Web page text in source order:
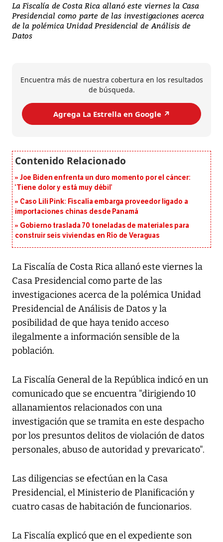
La Fiscalía de Costa Rica allanó este viernes la Casa
Presidencial como parte de las investigaciones acerca
de la polémica Unidad Presidencial de Análisis de
Datos
Encuentra más de nuestra cobertura en los resultados
de búsqueda.
Agrega La Estrella en Google ↗️
Joe Biden enfrenta un duro momento por el cáncer:
‘Tiene dolor y está muy débil’
Caso Lili Pink: Fiscalía embarga proveedor ligado a
importaciones chinas desde Panamá
Gobierno traslada 70 toneladas de materiales para
construir seis viviendas en Río de Veraguas
La Fiscalía de Costa Rica allanó este viernes la
Casa Presidencial como parte de las
investigaciones acerca de la polémica Unidad
Presidencial de Análisis de Datos y la
posibilidad de que haya tenido acceso
ilegalmente a información sensible de la
población.
La Fiscalía General de la República indicó en un
comunicado que se encuentra "dirigiendo 10
allanamientos relacionados con una
investigación que se tramita en este despacho
por los presuntos delitos de violación de datos
personales, abuso de autoridad y prevaricato".
Las diligencias se efectúan en la Casa
Presidencial, el Ministerio de Planificación y
cuatro casas de habitación de funcionarios.
La Fiscalía explicó que en el expediente son